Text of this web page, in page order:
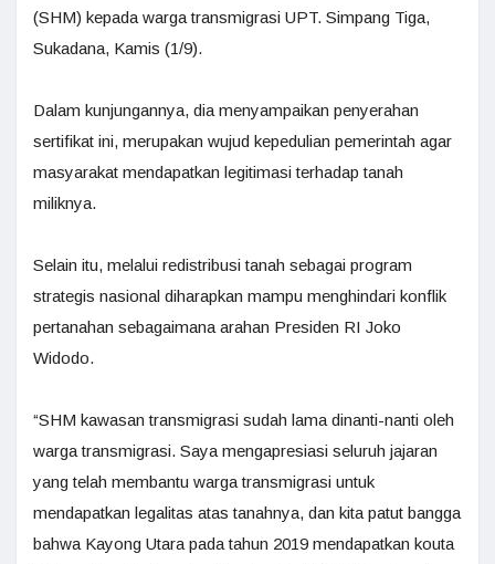
(SHM) kepada warga transmigrasi UPT. Simpang Tiga,
Sukadana, Kamis (1/9).
Dalam kunjungannya, dia menyampaikan penyerahan
sertifikat ini, merupakan wujud kepedulian pemerintah agar
masyarakat mendapatkan legitimasi terhadap tanah
miliknya.
Selain itu, melalui redistribusi tanah sebagai program
strategis nasional diharapkan mampu menghindari konflik
pertanahan sebagaimana arahan Presiden RI Joko
Widodo.
“SHM kawasan transmigrasi sudah lama dinanti-nanti oleh
warga transmigrasi. Saya mengapresiasi seluruh jajaran
yang telah membantu warga transmigrasi untuk
mendapatkan legalitas atas tanahnya, dan kita patut bangga
bahwa Kayong Utara pada tahun 2019 mendapatkan kouta